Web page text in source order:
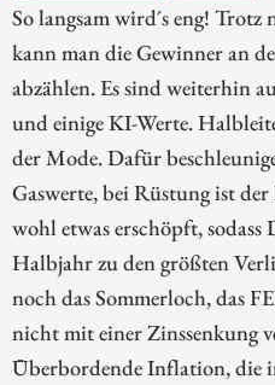
So langsam wird´s eng!
kann man die Gewinner an
abzählen. Es sind weiterhin
und einige KI-Werte.
der Mode. Dafür
Gaswerte, bei Rüstung ist
wohl etwas erschöpft, sodass
Halbjahr zu den größten
noch das Sommerloch, das
nicht mit einer Zinssenkung
Überbordende Inflation, die